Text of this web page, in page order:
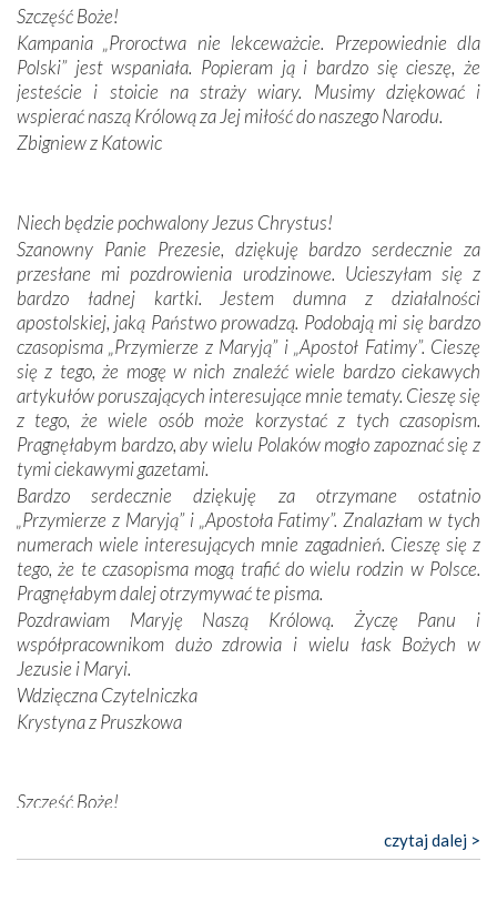
Podczas tej kilkudniowej wyprawy na każdym kroku
spotykaliśmy się z serdeczną otwartością
Portugalczyków. Podziwialiśmy ich ludową sztukę i
zwyczaje. Mimo że nasze kraje są od siebie bardzo
oddalone, w żaden sposób nie czuliśmy się obco.
Sprawiła to oczywiście sama Matka Boża, ale też
kulturowa bliskość biorąca swój początek w naszej
mieliśmy okazję przekonać się, że Maryja swoją opieką
otacza nie tylko nasz naród, lecz wszystkie nacje, które
się Jej ufnie oddają, a także każdą osobę, która zawierza
Jej siebie oraz swych bliskich.
Dzieje Portugalii to również historia wierności Bogu i
odstępstw, także w życiu władców. Trudne momenty w
wymiarze tak osobistym, jak i zbiorowym, przypominają o
konieczności ciągłego zabiegania o własną duszę i o łaskę
Opatrzności. Wierność przynosi pomyślność –
przynajmniej w życiu duchowym. Odstępstwo owocuje
nieszczęściem i śmiercią. Te uniwersalne prawdy
przychodziły na myśl, gdy słuchaliśmy opowieści
przewodników o portugalskich monarchach i wodzach,
zwycięskich bitwach i nieszczęśliwych losach grzesznych
kochanków.
Byli tym razem pośród Apostołów Fatimy reprezentanci
każdego spośród żyjących pokoleń. Najmłodszy uczestnik
liczył sobie 13 lat, zaś senior, pan Zdzisław – już 94.
Całe życie marzyłem, by tu przyjechać
Nasza pielgrzymka nie byłaby tak bogata w duchową treść
Oprócz zapewnienia nam możliwości codziennego
Szczęść Boże!
Kampania „Proroctwa nie lekceważcie. Przepowiednie dla
Polski” jest wspaniała. Popieram ją i bardzo się cieszę, że
jesteście i stoicie na straży wiary. Musimy dziękować i
wspierać naszą Królową za Jej miłość do naszego Narodu.
Zbigniew z Katowic
Niech będzie pochwalony Jezus Chrystus!
Szanowny Panie Prezesie, dziękuję bardzo serdecznie za
przesłane mi pozdrowienia urodzinowe. Ucieszyłam się z
bardzo ładnej kartki. Jestem dumna z działalności
apostolskiej, jaką Państwo prowadzą. Podobają mi się bardzo
czasopisma „Przymierze z Maryją” i „Apostoł Fatimy”. Cieszę
się z tego, że mogę w nich znaleźć wiele bardzo ciekawych
artykułów poruszających interesujące mnie tematy. Cieszę się
z tego, że wiele osób może korzystać z tych czasopism.
Pragnęłabym bardzo, aby wielu Polaków mogło zapoznać się z
tymi ciekawymi gazetami.
Bardzo serdecznie dziękuję za otrzymane ostatnio
„Przymierze z Maryją” i „Apostoła Fatimy”. Znalazłam w tych
numerach wiele interesujących mnie zagadnień. Cieszę się z
tego, że te czasopisma mogą trafić do wielu rodzin w Polsce.
Pragnęłabym dalej otrzymywać te pisma.
Pozdrawiam Maryję Naszą Królową. Życzę Panu i
współpracownikom dużo zdrowia i wielu łask Bożych w
Jezusie i Maryi.
Wdzięczna Czytelniczka
Krystyna z Pruszkowa
Szczęść Boże!
Bardzo dziękuję za przysyłanie mi „Przymierza z Maryją”. Jest
to pismo, które bardzo sobie cenię i szanuję. Redagujecie
czytaj dalej >